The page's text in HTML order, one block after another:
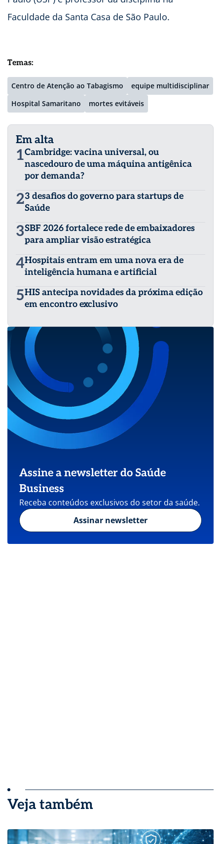
Faculdade da Santa Casa de São Paulo.
Temas:
Centro de Atenção ao Tabagismo
equipe multidisciplinar
Hospital Samaritano
mortes evitáveis
Em alta
1Cambridge: vacina universal, ou
nascedouro de uma máquina antigênica
por demanda?
23 desafios do governo para startups de
Saúde
3SBF 2026 fortalece rede de embaixadores
para ampliar visão estratégica
4Hospitais entram em uma nova era de
inteligência humana e artificial
5HIS antecipa novidades da próxima edição
em encontro exclusivo
Assine a newsletter do Saúde
Business
Receba conteúdos exclusivos do setor da saúde.
Assinar newsletter
Veja também